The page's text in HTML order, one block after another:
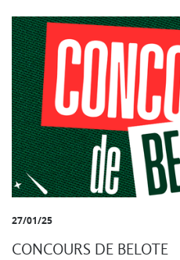
27/01/25
CONCOURS DE BELOTE